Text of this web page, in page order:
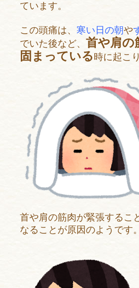
ています。
この頭痛は、 寒い日の朝や
でいた後など、 首や肩の
固まっている 時に起こ
首や肩の筋肉が緊張するこ
なることが原因のようです。